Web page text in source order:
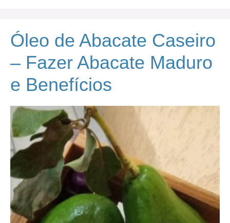
Óleo de Abacate Caseiro
– Fazer Abacate Maduro
e Benefícios